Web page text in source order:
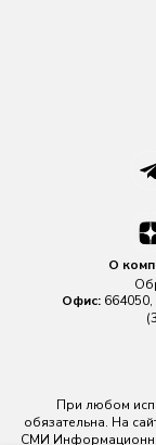
О
Офис: 664050,
При любом
обязательна. На
СМИ